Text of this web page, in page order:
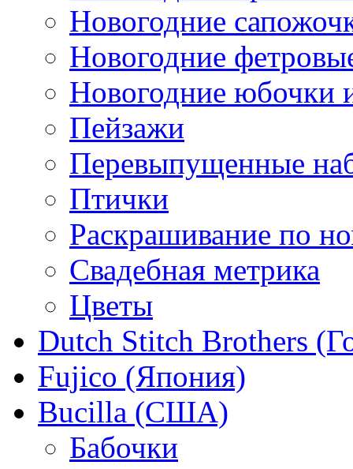
Новогодние
Новогодние
Новогодние юбочки
Пейзажи
Перевыпущенные
Птички
Раскрашивание по
Свадебная метрика
Цветы
Dutch Stitch Brothers
Fujico (Япония)
Bucilla (США)
Бабочки